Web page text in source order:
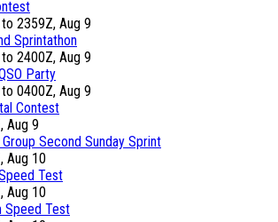
2359Z, Aug 9
Sprintathon
2400Z, Aug 9
Party
0400Z, Aug 9
Contest
Aug 9
Second Sunday Sprint
Aug 10
Test
Aug 10
Speed Test